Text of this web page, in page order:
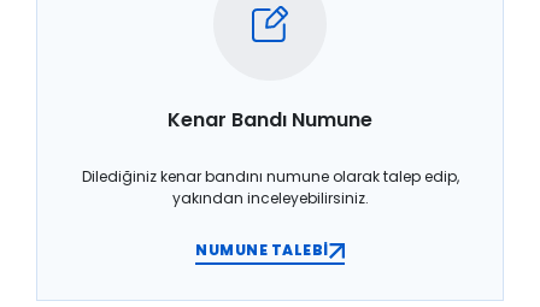
Kenar Bandı Numune
Dilediğiniz kenar bandını numune olarak talep edip,
yakından inceleyebilirsiniz.
NUMUNE TALEBİ